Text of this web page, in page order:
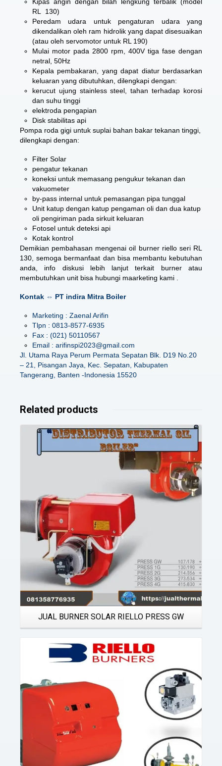
RL 130)
Peredam udara untuk pengaturan udara yang
dikendalikan oleh ram hidrolik yang dapat disesuaikan
(atau oleh servomotor untuk RL 190)
Mulai motor pada 2800 rpm, 400V tiga fase dengan
netral, 50Hz
Kepala pembakaran, yang dapat diatur berdasarkan
keluaran yang dibutuhkan, dilengkapi dengan:
kerucut ujung stainless steel, tahan terhadap korosi
dan suhu tinggi
elektroda pengapian
Disk stabilitas api
Pompa roda gigi untuk suplai bahan bakar tekanan tinggi,
dilengkapi dengan:
Filter Solar
pengatur tekanan
koneksi untuk memasang pengukur tekanan dan
vakuometer
by-pass internal untuk pemasangan pipa tunggal
Unit katup dengan katup pengaman oli dan dua katup
oli pengiriman pada sirkuit keluaran
Fotosel untuk deteksi api
Kotak kontrol
Demikian pembahasan mengenaioil burner riello seri RL
130 , semoga bermanfaat dan bisa membantu kebutuhan
anda, info diskusi lebih lanjut terkait burner atau
membutuhkan unit bisa hubungi maarketing kami .
Kontak ⇔ PT indira Mitra Boiler
Marketing : Zaenal Arifin
Tlpn : 0813-8577-6935
Fax : (021) 50110567
Email : arifinspi2023@gmail.com
Jl. Utama Raya Perum Permata Sepatan Blk. D19 No.20
– 21, Pisangan Jaya, Kec. Sepatan, Kabupaten
Tangerang, Banten -Indonesia 15520
Related products
JUAL BURNER SOLAR RIELLO PRESS GW
Details